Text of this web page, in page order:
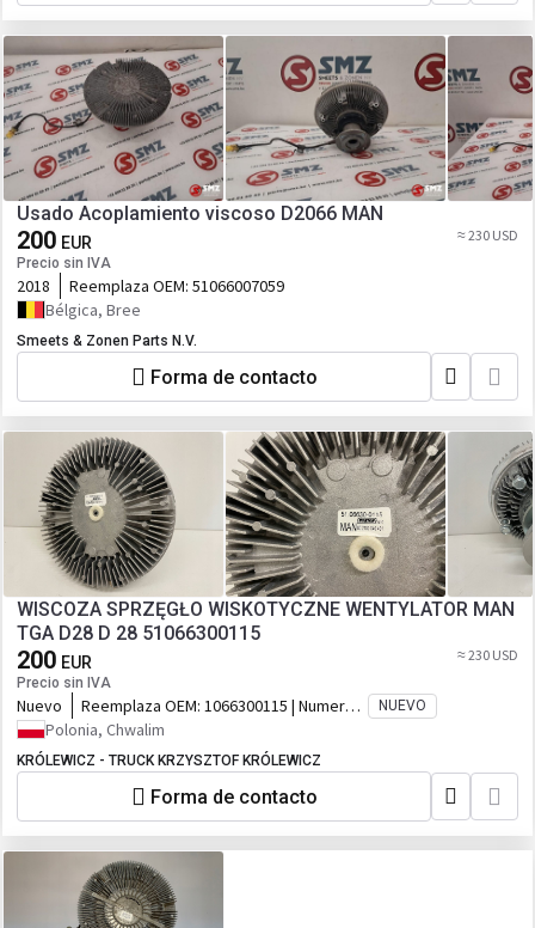
Usado Acoplamiento viscoso D2066 MAN
200 EUR
Precio sin IVA
≈ 230 USD
2018 Reemplaza OEM: 51066007059
Bélgica, Bree
Smeets & Zonen Parts N.V.
Forma de contacto
WISCOZA SPRZĘGŁO WISKOTYCZNE WENTYLATOR MAN
TGA D28 D 28 51066300115
200 EUR
Precio sin IVA
≈ 230 USD
Nuevo Reemplaza OEM: 1066300115 | Numer
katalogowy oryginału: 1066300115,
51066300115, MAN 402100040401,
002156012100, 0002369130
NUEVO
Polonia, Chwalim
KRÓLEWICZ - TRUCK KRZYSZTOF KRÓLEWICZ
Forma de contacto